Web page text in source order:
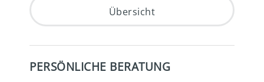
Übersicht
PERSÖNLICHE BERATUNG